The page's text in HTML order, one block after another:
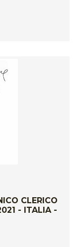
CLERICO
- ITALIA -